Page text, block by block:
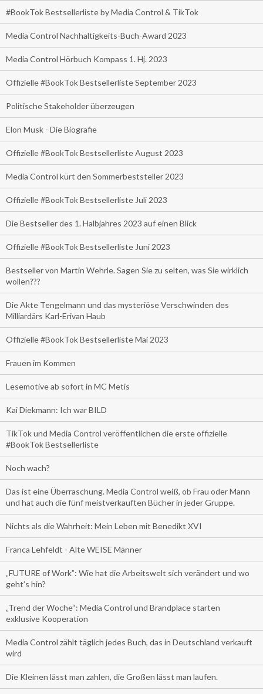
#BookTok Bestsellerliste by Media Control & TikTok
Media Control Nachhaltigkeits-Buch-Award 2023
Media Control Hörbuch Kompass 1. Hj. 2023
Offizielle #BookTok Bestsellerliste September 2023
Politische Stakeholder überzeugen
Elon Musk - Die Biografie
Offizielle #BookTok Bestsellerliste August 2023
Media Control kürt den Sommerbeststeller 2023
Offizielle #BookTok Bestsellerliste Juli 2023
Die Bestseller des 1. Halbjahres 2023 auf einen Blick
Offizielle #BookTok Bestsellerliste Juni 2023
Bestseller von Martin Wehrle. Sagen Sie zu selten, was Sie wirklich
wollen???
Die Akte Tengelmann und das mysteriöse Verschwinden des
Milliardärs Karl-Erivan Haub
Offizielle #BookTok Bestsellerliste Mai 2023
Frauen im Kommen
Lesemotive ab sofort in MC Metis
Kai Diekmann: Ich war BILD
TikTok und Media Control veröffentlichen die erste offizielle
#BookTok Bestsellerliste
Noch wach?
Das ist eine Überraschung. Media Control weiß, ob Frau oder Mann
und hat auch die fünf meistverkauften Bücher in jeder Gruppe.
Nichts als die Wahrheit: Mein Leben mit Benedikt XVI
Franca Lehfeldt - Alte WEISE Männer
„FUTURE of Work”: Wie hat die Arbeitswelt sich verändert und wo
geht’s hin?
„Trend der Woche“: Media Control und Brandplace starten
exklusive Kooperation
Media Control zählt täglich jedes Buch, das in Deutschland verkauft
wird
Die Kleinen lässt man zahlen, die Großen lässt man laufen.